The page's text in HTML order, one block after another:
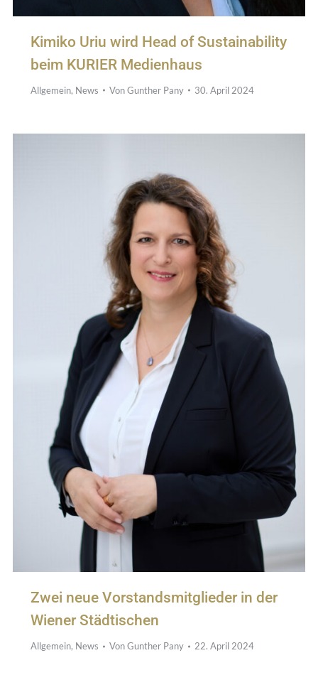
Kimiko Uriu wird Head of Sustainability
beim KURIER Medienhaus
Allgemein, News VonGunther Pany 30. April 2024
Zwei neue Vorstandsmitglieder in der
Wiener Städtischen
Allgemein, News VonGunther Pany 22. April 2024